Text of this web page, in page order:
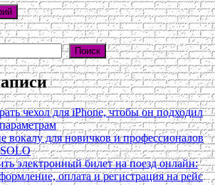
Поиск
чехол для iPhone, чтобы он подходил
вокалу для новичков и профессионалов
электронный билет на поезд онлайн:
оплата и регистрация на рейс